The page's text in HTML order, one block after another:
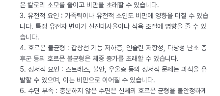
은 칼로리 소모를 줄이고 비만을 초래할 수 있습니다.
3. 유전적 요인 : 가족력이나 유전적 소인도 비만에 영향을 미칠 수 있습
니다. 특정 유전자 변이가 신진대사율이나 식욕 조절에 영향을 줄 수 있
습니다.
4. 호르몬 불균형 : 갑상선 기능 저하증, 인슐린 저항성, 다낭성 난소 증
후군 등의 호르몬 불균형은 체중 증가를 초래할 수 있습니다.
5. 정서적 요인 : 스트레스, 불안, 우울증 등의 정서적 문제는 과식을 유
발할 수 있으며, 이는 비만으로 이어질 수 있습니다.
6. 수면 부족 : 충분하지 않은 수면은 신체의 호르몬 균형을 불안정하게